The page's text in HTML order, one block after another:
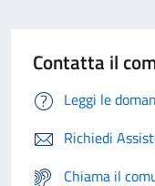
Contatta il
Leggi le
Richiedi
Chiama il